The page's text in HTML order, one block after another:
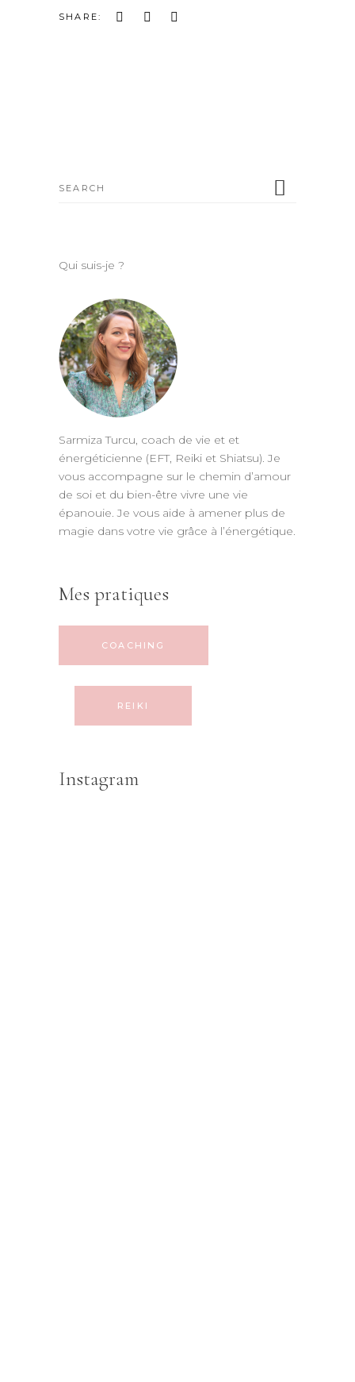
SHARE:
Search
Qui suis-je ?
Sarmiza Turcu, coach de vie et et
énergéticienne (EFT, Reiki et Shiatsu). Je
vous accompagne sur le chemin d’amour
de soi et du bien-être vivre une vie
épanouie. Je vous aide à amener plus de
magie dans votre vie grâce à l’énergétique.
Mes pratiques
COACHING
REIKI
Instagram